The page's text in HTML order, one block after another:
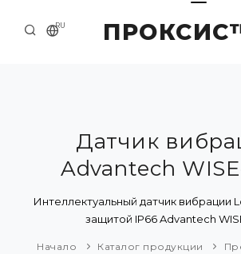
RU
О КОМПАНИИ
ПРИМЕРЫ И РЕШЕНИЯ
КАТАЛОГ ПРОДУКЦИИ
Датчик
Advantech
Интеллектуальный датчик вибрации
защитой IP66 Advantech
Начало Каталог продукции